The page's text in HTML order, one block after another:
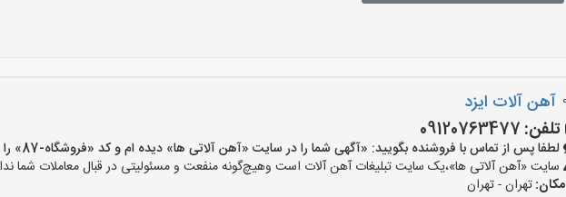
آهن آلات ایزد
تلفن: 09120763477
لطفا پس از تماس با فروشنده بگویید: «آگهی شما را در سایت «آهن آلاتی ها» دیده ام و کد «فروشگاه-87» را اعلام کنید»
سایت «آهن آلاتی ها»،یک سایت تبلیغات آهن آلات است وهیچ‌گونه منفعت و مسئولیتی در قبال معاملات شما
مکان:تهران - تهران